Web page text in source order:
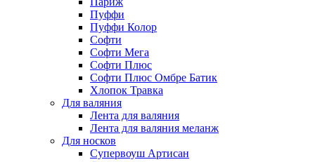
Пуффи
Пуффи Колор
Софти
Софти Мега
Софти Плюс
Софти Плюс Омбре Батик
Хлопок Травка
Для валяния
Лента для валяния
Лента для валяния меланж
Для носков
Супервоуш Артисан